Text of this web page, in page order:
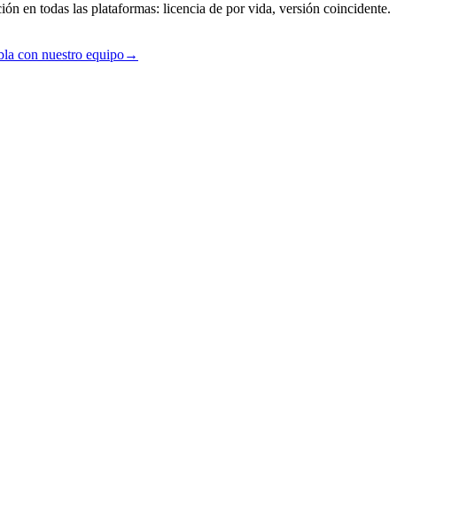
en todas las plataformas: licencia de por vida, versión coincidente.
con nuestro equipo→